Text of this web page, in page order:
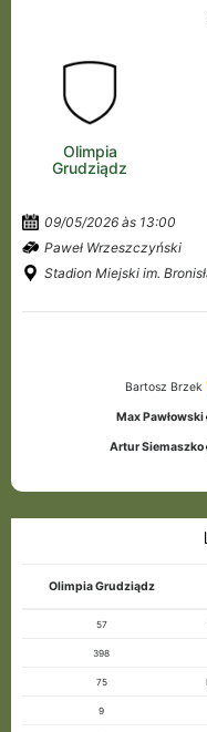
Olimpia
Grudziądz
09/05/2026 às 13:00
Paweł Wrzeszczyński
Stadion Miejski im.
Bartosz Brzek
Max Pawłowski
Artur Siemaszko
Olimpia Grudziądz
57
398
75
9